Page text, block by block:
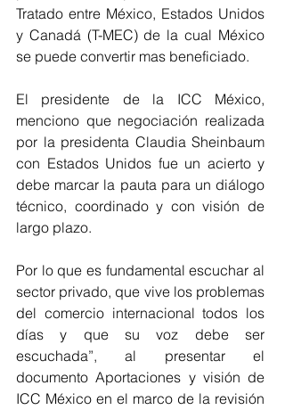
Tratado entre México, Estados Unidos
y Canadá (T-MEC) de la cual México
se puede convertir mas beneficiado.
El presidente de la ICC México,
menciono que negociación realizada
por la presidenta Claudia Sheinbaum
con Estados Unidos fue un acierto y
debe marcar la pauta para un diálogo
técnico, coordinado y con visión de
largo plazo.
Por lo que es fundamental escuchar al
sector privado, que vive los problemas
del comercio internacional todos los
días y que su voz debe ser
escuchada”, al presentar el
documento Aportaciones y visión de
ICC México en el marco de la revisión